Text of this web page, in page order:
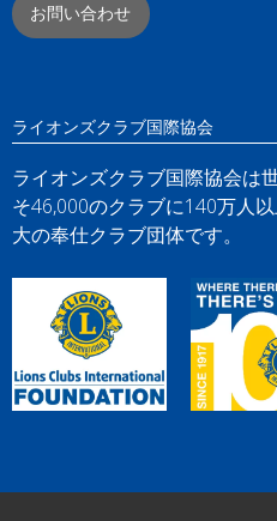
お問い合わせ
ライオンズクラブ国際協会
ライオンズクラブ国際協会は
そ46,000のクラブに140万人
大の奉仕クラブ団体です。